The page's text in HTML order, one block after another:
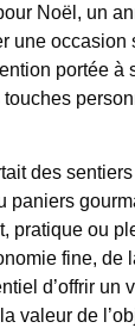
Noël, un
une occasion
portée à
des
paniers
pratique ou
fine, de
d’offrir un
valeur de